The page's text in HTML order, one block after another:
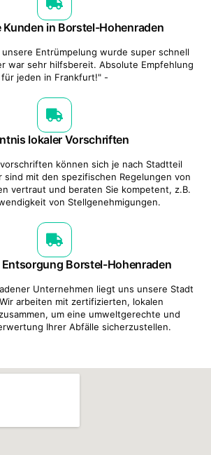
Kunden in Borstel-Hohenraden
Entrümpelung wurde super schnell
war sehr hilfsbereit. Absolute Empfehlung
für jeden in Frankfurt!" -
lokaler Vorschriften
können sich je nach Stadtteil
sind mit den spezifischen Regelungen von
vertraut und beraten Sie kompetent, z.B.
von Stellgenehmigungen.
Borstel-Hohenraden
Unternehmen liegt uns unsere Stadt
arbeiten mit zertifizierten, lokalen
um eine umweltgerechte und
Ihrer Abfälle sicherzustellen.